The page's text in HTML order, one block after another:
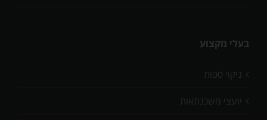
בעלי מקצוע
ניקוי ספות
יועצי משכנתאות